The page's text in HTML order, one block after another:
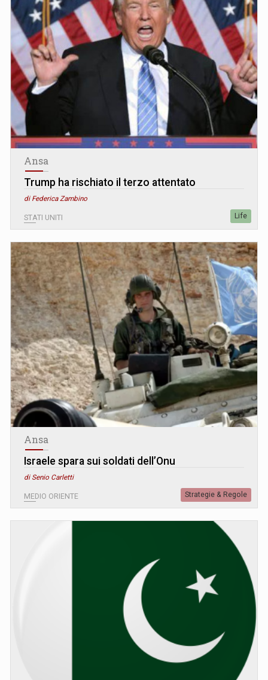
Ansa
Trump ha rischiato il terzo attentato
di Federica Zambino
STATI UNITI Life
Ansa
Israele spara sui soldati dell’Onu
di Senio Carletti
MEDIO ORIENTE Strategie & Regole